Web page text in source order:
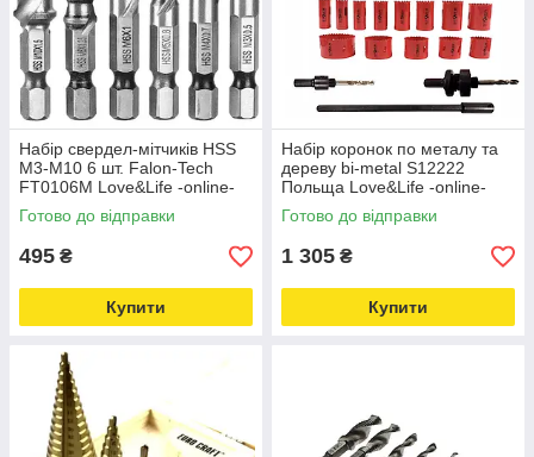
Набір свердел-мітчиків HSS
M3-M10 6 шт. Falon-Tech
FT0106M Love&Life -online-
multimarket-
Готово до відправки
495 ₴
Купити
Набір коронок по металу та
дереву bi-metal S12222
Польща Love&Life -online-
multimarket-
Готово до відправки
1 305 ₴
Купити